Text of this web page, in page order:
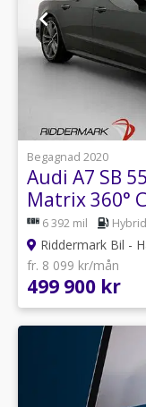
Begagnad 2020
Audi A7 SB
Matrix 360°
6 392 mil
Riddermark Bil -
fr. 8 099 kr/mån
499 900 kr